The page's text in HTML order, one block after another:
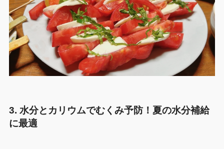
3. 水分とカリウムでむくみ予防！夏の水分補給
に最適